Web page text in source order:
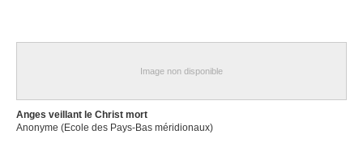
Image non disponible
Anges veillant le Christ mort
Anonyme (Ecole des Pays-Bas méridionaux)